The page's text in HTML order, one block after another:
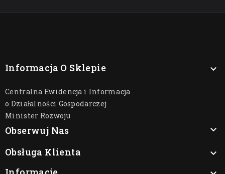
Informacja O Sklepie 
Centralna Ewidencja i Informacja
o Działalności Gospodarczej
Minister Rozwoju
Obserwuj Nas

Obsługa Klienta
